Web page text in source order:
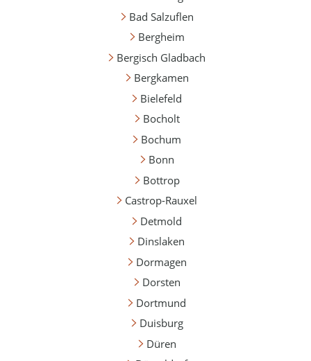
Bad Salzuflen
Bergheim
Bergisch Gladbach
Bergkamen
Bielefeld
Bocholt
Bochum
Bonn
Bottrop
Castrop-Rauxel
Detmold
Dinslaken
Dormagen
Dorsten
Dortmund
Duisburg
Düren